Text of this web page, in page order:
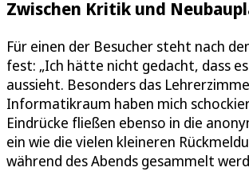
Zwischen Kritik und
Für einen der Besucher steht nach
fest: „Ich hätte nicht gedacht, dass
aussieht. Besonders das
Informatikraum haben mich
Eindrücke fließen ebenso in die
ein wie die vielen kleineren
während des Abends gesammelt